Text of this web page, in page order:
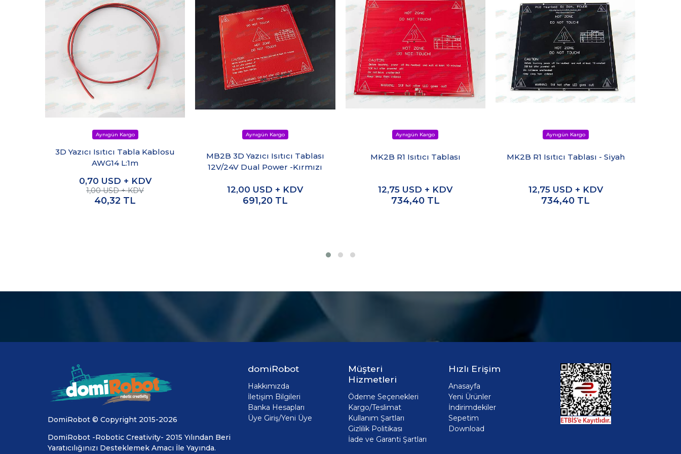
3D Yazıcı Isıtıcı Tabla Kablosu
AWG14 L:1m
0,70 USD + KDV
1,00 USD + KDV
40,32 TL
MB2B 3D Yazıcı Isıtıcı Tablası
12V/24V Dual Power -Kırmızı
12,00 USD + KDV
691,20 TL
MK2B R1 Isıtıcı Tablası
12,75 USD + KDV
734,40 TL
MK2B R1 Isıtıcı Tablası - Siyah
12,75 USD + KDV
734,40 TL
DomiRobot © Copyright 2015-2026
DomiRobot -Robotic Creativity- 2015 Yılından Beri
Yaratıcılığınızı Desteklemek Amacı İle Yayında.
domiRobot
Hakkımızda
İletişim Bilgileri
Banka Hesapları
Üye Giriş/Yeni Üye
Müşteri
Hizmetleri
Ödeme Seçenekleri
Kargo/Teslimat
Kullanım Şartları
Gizlilik Politikası
İade ve Garanti Şartları
Hızlı Erişim
Anasayfa
Yeni Ürünler
İndirimdekiler
Sepetim
Download